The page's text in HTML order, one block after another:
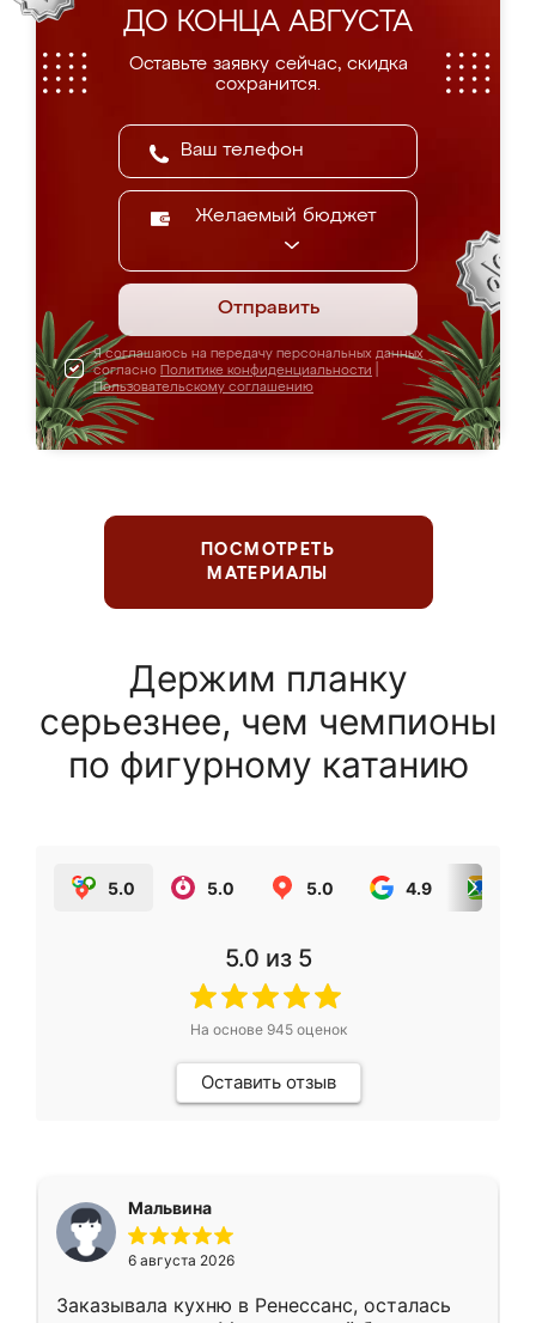
ДО КОНЦА АВГУСТА
Оставьте заявку сейчас, скидка
сохранится.
Желаемый бюджет
Отправить
Я соглашаюсь на передачу персональных данных
согласно Политике конфиденциальности
Пользовательскому соглашению
ПОСМОТРЕТЬ
МАТЕРИАЛЫ
Держим планку
серьезнее, чем чемпионы
по фигурному катанию
5.0 5.0 5.0 4.9
5.0 из 5
На основе 945оценок
Оставить отзыв
Мальвина
6 августа 2026
Заказывала кухню в Ренессанс, осталась